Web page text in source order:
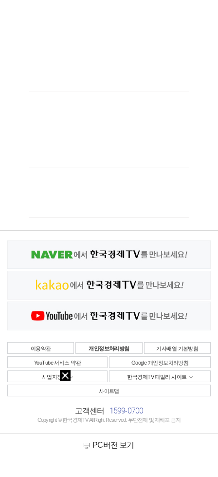
이용약관 개인정보처리방침 기사배열 기본방침
YouTube 서비스 약관 Google 개인정보처리방침
사업자정보 한국경제TV 패밀리 사이트
사이트맵
고객센터 1599-0700
Copyright © 한국경제TV All Right Reserved. 무단전재 및 재배포 금지
PC버전 보기